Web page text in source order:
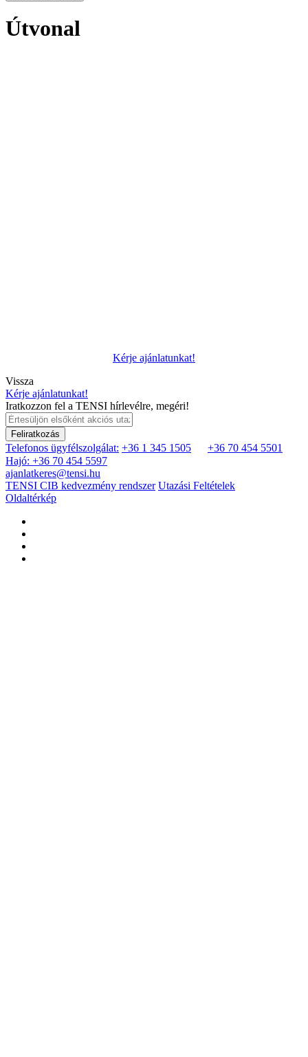
Útvonal
Kérje ajánlatunkat!
Vissza
Kérje ajánlatunkat!
Iratkozzon fel a TENSI hírlevélre, megéri!
Feliratkozás
Telefonos ügyfélszolgálat: +36 1 345 1505
+36 70 454 5501
Hajó: +36 70 454 5597
ajanlatkeres@tensi.hu
TENSI CIB kedvezmény rendszer Utazási Feltételek
Oldaltérkép